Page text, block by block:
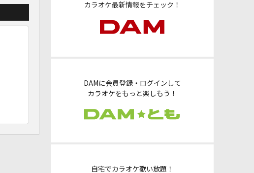
カラオケ最新情報をチェック！
DAMに会員登録・ログインして
カラオケをもっと楽しもう！
自宅でカラオケ歌い放題！